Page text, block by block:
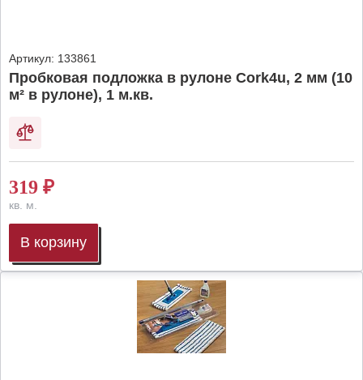
Артикул: 133861
Пробковая подложка в рулоне Cork4u, 2 мм (10
м² в рулоне), 1 м.кв.
319 ₽
кв. м.
В корзину